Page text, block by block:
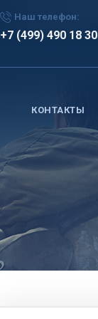
Наш телефон:
+7 (499) 490 18 30
КОНТАКТЫ